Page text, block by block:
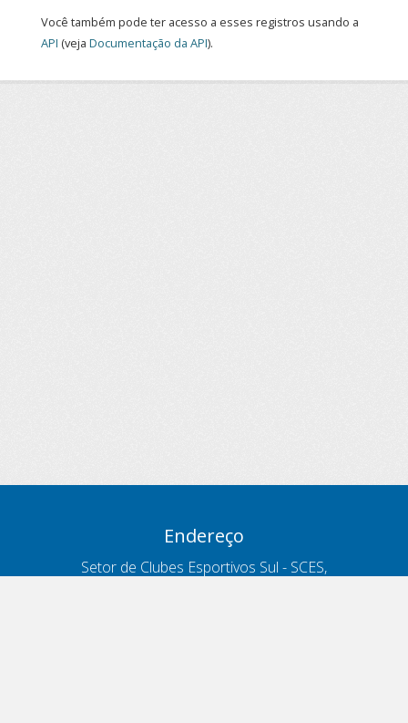
Você também pode ter acesso a esses registros usando a
API (veja Documentação da API).
Endereço
Setor de Clubes Esportivos Sul - SCES,